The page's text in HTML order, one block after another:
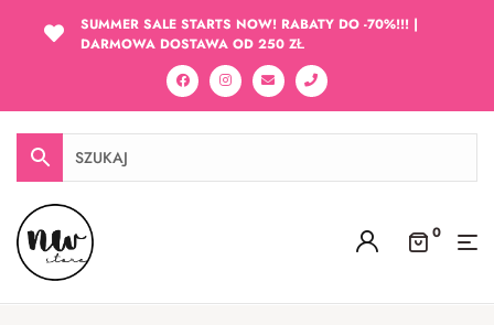
SUMMER SALE STARTS NOW! RABATY DO -70%!!! |
DARMOWA DOSTAWA OD 250 ZŁ
0